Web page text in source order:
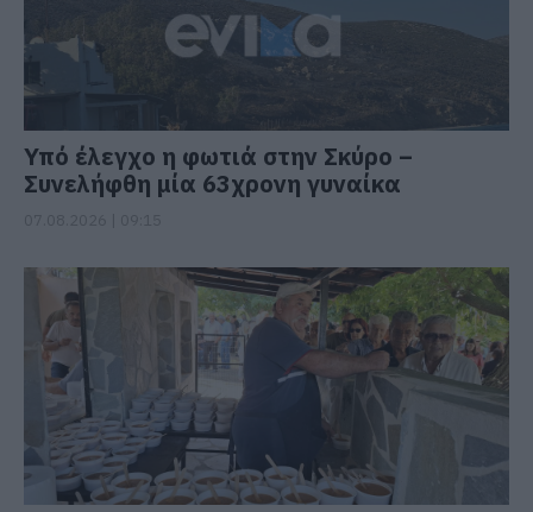
Υπό έλεγχο η φωτιά στην Σκύρο –
Συνελήφθη μία 63χρονη γυναίκα